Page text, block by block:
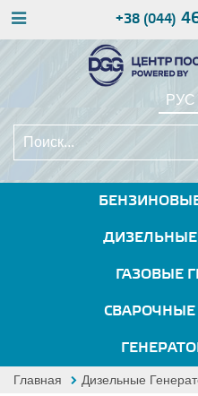
+38 (044)
РУС
ДИЗЕЛЬНЫЕ
ГАЗОВЫЕ
СВАРОЧНЫЕ
Главная Дизельные